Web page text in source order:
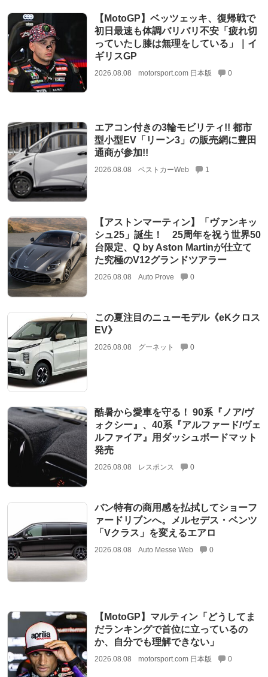
【MotoGP】ベッツェッキ、復帰戦で
初日最速も体調バリバリ不安「疲れ切
っていたし膝は無理をしている」｜イ
ギリスGP
2026.08.08 motorsport.com 日本版 0
エアコン付きの3輪モビリティ!! 都市
型小型EV「リーン3」の販売網に豊田
通商が参加!!
2026.08.08 ベストカーWeb 1
【アストンマーティン】「ヴァンキッ
シュ25」誕生！ 25周年を祝う世界50
台限定、Q by Aston Martinが仕立て
た究極のV12グランドツアラー
2026.08.08 Auto Prove 0
この夏注目のニューモデル《eKクロス
EV》
2026.08.08 グーネット 0
酷暑から愛車を守る！ 90系『ノア/ヴ
ォクシー』、40系『アルファード/ヴェ
ルファイア』用ダッシュボードマット
発売
2026.08.08 レスポンス 0
バン特有の商用感を払拭してショーフ
ァードリブンへ。メルセデス・ベンツ
「Vクラス」を変えるエアロ
2026.08.08 Auto Messe Web 0
【MotoGP】マルティン「どうしてま
だランキングで首位に立っているの
か、自分でも理解できない」
2026.08.08 motorsport.com 日本版 0